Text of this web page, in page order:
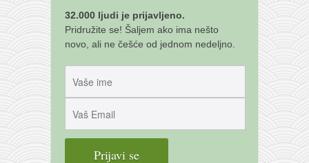
32.000 ljudi je prijavljeno.
Pridružite se! Šaljem ako ima nešto
novo, ali ne češće od jednom nedeljno.